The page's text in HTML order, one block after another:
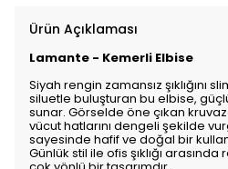
Ürün Açıklaması
Lamante - Kemerli Elbise
Siyah rengin zamansız şıklığını
siluetle buluşturan bu elbise,
sunar. Görselde öne çıkan
vücut hatlarını dengeli şekilde
sayesinde hafif ve doğal bir
Günlük stil ile ofis şıklığı